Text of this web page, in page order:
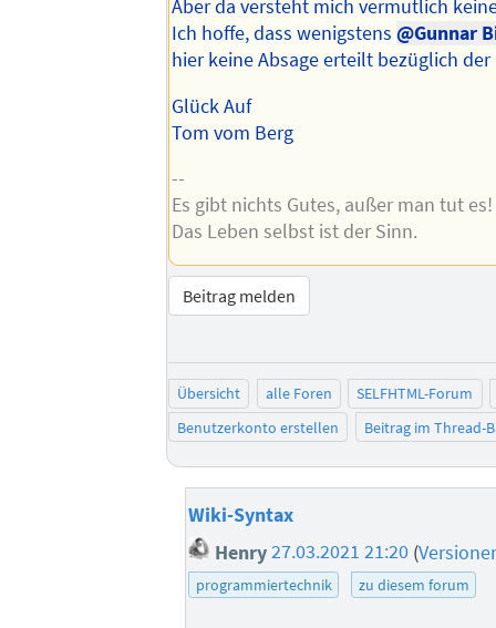
Aber da versteht mich vermutlich
Ich hoffe, dass wenigstens@Gunnar
hier keine Absage erteilt bezüglich der
Glück Auf
Tom vom Berg
--
Es gibt nichts Gutes, außer man tut es!
Das Leben selbst ist der Sinn.
Beitrag melden
Übersicht alle Foren
SELFHTML-Forum
Benutzerkonto erstellen
Beitrag im Thread-
Wiki-Syntax
Henry27.03.2021 21:20 (
programmiertechnik zu diesem forum